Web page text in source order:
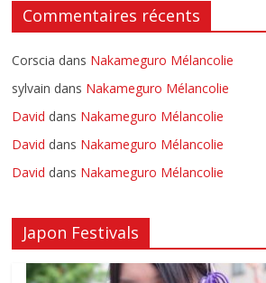
Commentaires récents
Corscia dans Nakameguro Mélancolie
sylvain dans Nakameguro Mélancolie
David dans Nakameguro Mélancolie
David dans Nakameguro Mélancolie
David dans Nakameguro Mélancolie
Japon Festivals